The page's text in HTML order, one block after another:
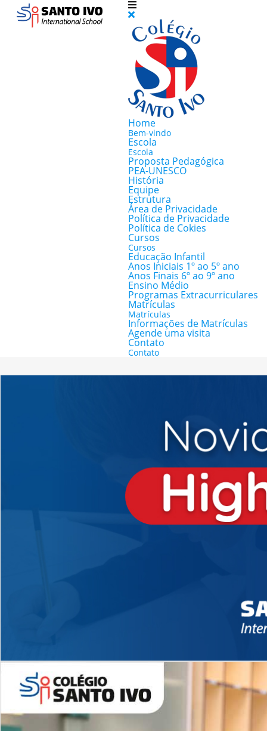
Home
Bem-vindo
Escola
Escola
Proposta Pedagógica
PEA-UNESCO
História
Equipe
Estrutura
Área de Privacidade
Política de Privacidade
Política de Cokies
Cursos
Cursos
Educação Infantil
Anos Iniciais 1º ao 5º ano
Anos Finais 6º ao 9º ano
Ensino Médio
Programas Extracurriculares
Matrículas
Matrículas
Informações de Matrículas
Agende uma visita
Contato
Contato
Novidades 2026 High School